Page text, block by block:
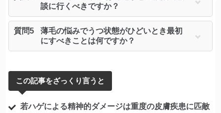
談に行くべきですか？
質問5
薄毛の悩みでうつ状態がひどいとき最初
にすべきことは何ですか？
この記事をざっくり言うと
若ハゲによる精神的ダメージは重度の皮膚疾患に匹敵